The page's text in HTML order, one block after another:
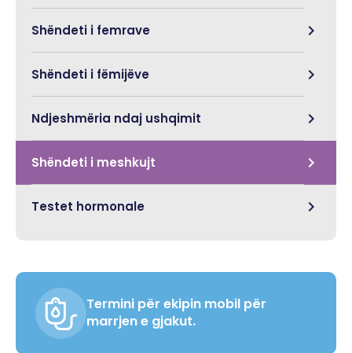
Shëndeti i femrave
Shëndeti i fëmijëve
Ndjeshmëria ndaj ushqimit
Shëndeti i meshkujt
Testet hormonale
Termini për ekipin mobil për
marrjen e gjakut.